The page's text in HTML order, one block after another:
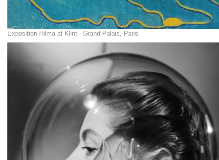
Exposition Hilma af Klint - Grand Palais, Paris